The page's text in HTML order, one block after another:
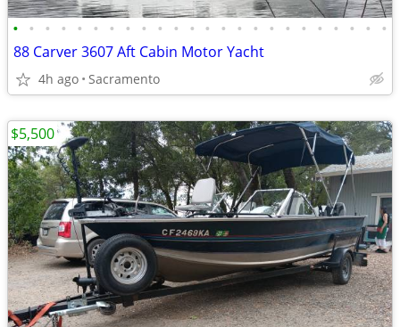
• • • • • • • • • • • • • • • • • • • • • • • •
88 Carver 3607 Aft Cabin Motor Yacht
4h ago Sacramento
$5,500